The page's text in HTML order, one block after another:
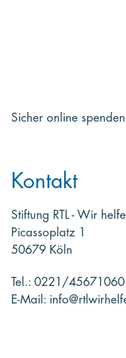
Sicher online spenden
Kontakt
Stiftung RTL - Wir
Picassoplatz 1
50679 Köln
Tel.: 0221/45671060
E-Mail: